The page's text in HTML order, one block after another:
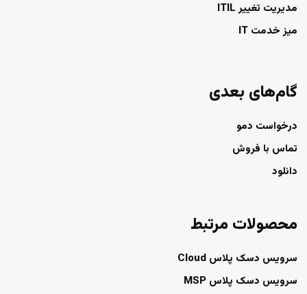
مدیریت تغییر ITIL
میز خدمت IT
گام‌های بعدی
درخواست دمو
تماس با فروش
دانلود
محصولات مرتبط
سرویس دسک پلاس Cloud
سرویس دسک پلاس MSP